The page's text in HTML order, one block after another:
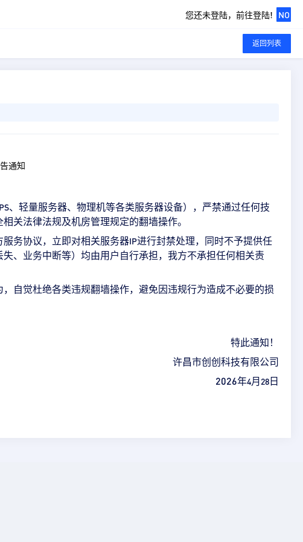
您还未登陆，前往登陆! NO
返回列表
通知
、轻量服务器、物理机等各类服务器设备），严禁通过任何技
关法律法规及机房管理规定的翻墙操作。
务协议，立即对相关服务器IP进行封禁处理，同时不予提供任
、业务中断等）均由用户自行承担，我方不承担任何相关责
自觉杜绝各类违规翻墙操作，避免因违规行为造成不必要的损
特此通知！
许昌市创创科技有限公司
2026年4月28日